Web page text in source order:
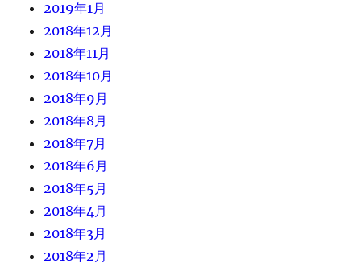
2019年1月
2018年12月
2018年11月
2018年10月
2018年9月
2018年8月
2018年7月
2018年6月
2018年5月
2018年4月
2018年3月
2018年2月